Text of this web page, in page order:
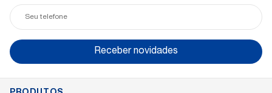
Seu
telefone
Receber novidades